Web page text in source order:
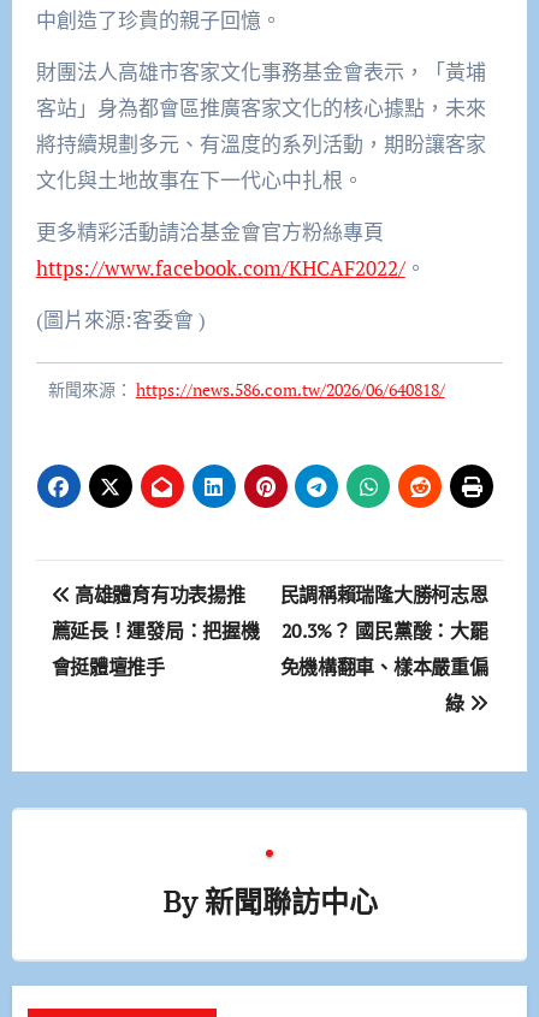
中創造了珍貴的親子回憶。
財團法人高雄市客家文化事務基金會表示，「黃埔
客站」身為都會區推廣客家文化的核心據點，未來
將持續規劃多元、有溫度的系列活動，期盼讓客家
文化與土地故事在下一代心中扎根。
更多精彩活動請洽基金會官方粉絲專頁
https://www.facebook.com/KHCAF2022/。
(圖片來源:客委會 )
新聞來源： https://news.586.com.tw/2026/06/640818/
文
章
導
高雄體育有功表揚推
薦延長！運發局：把握機
會挺體壇推手
民調稱賴瑞隆大勝柯志恩
20.3%？ 國民黨酸：大罷
免機構翻車、樣本嚴重偏
綠
By新聞聯訪中心